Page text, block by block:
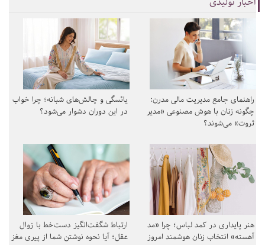
راهنمای جامع مدیریت مالی مدرن:
چگونه زنان با هوش مصنوعی «مدیر
ثروت» می‌شوند؟
یائسگی و چالش‌های شبانه؛ چرا خواب
در این دوران دشوار می‌شود؟
هنر پایداری در کمد لباس؛ چرا «مد
آهسته» انتخاب زنان هوشمند امروز
ارتباط شگفت‌انگیز دست‌خط با زوال
عقل؛ آیا نحوه نوشتن شما از پیری مغز